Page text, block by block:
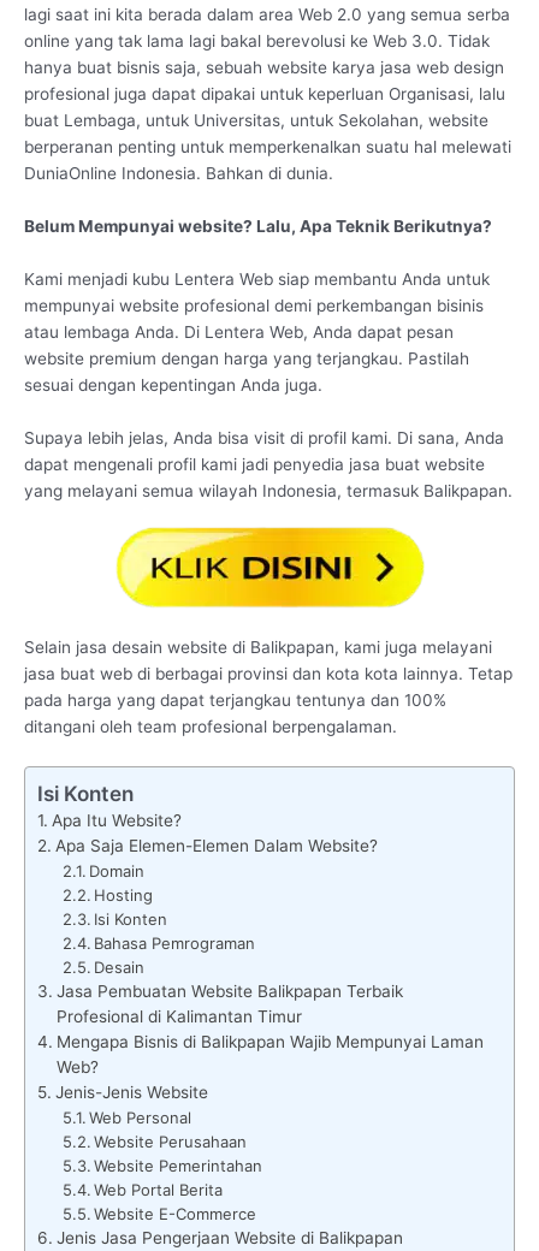
lagi saat ini kita berada dalam area Web 2.0 yang semua serba
online yang tak lama lagi bakal berevolusi ke Web 3.0. Tidak
hanya buat bisnis saja, sebuah website karya jasa web design
profesional juga dapat dipakai untuk keperluan Organisasi, lalu
buat Lembaga, untuk Universitas, untuk Sekolahan, website
berperanan penting untuk memperkenalkan suatu hal melewati
DuniaOnline Indonesia. Bahkan di dunia.
Belum Mempunyai website? Lalu, Apa Teknik Berikutnya?
Kami menjadi kubu Lentera Web siap membantu Anda untuk
mempunyai website profesional demi perkembangan bisinis
atau lembaga Anda. Di Lentera Web, Anda dapat pesan
website premium dengan harga yang terjangkau. Pastilah
sesuai dengan kepentingan Anda juga.
Supaya lebih jelas, Anda bisa visit di profil kami. Di sana, Anda
dapat mengenali profil kami jadi penyedia jasa buat website
yang melayani semua wilayah Indonesia, termasuk Balikpapan.
Selain jasa desain website di Balikpapan, kami juga melayani
jasa buat web di berbagai provinsi dan kota kota lainnya. Tetap
pada harga yang dapat terjangkau tentunya dan 100%
ditangani oleh team profesional berpengalaman.
Isi Konten
Apa Itu Website?
Apa Saja Elemen-Elemen Dalam Website?
Domain
Hosting
Isi Konten
Bahasa Pemrograman
Desain
Jasa Pembuatan Website Balikpapan Terbaik
Profesional di Kalimantan Timur
Mengapa Bisnis di Balikpapan Wajib Mempunyai Laman
Web?
Jenis-Jenis Website
Web Personal
Website Perusahaan
Website Pemerintahan
Web Portal Berita
Website E-Commerce
Jenis Jasa Pengerjaan Website di Balikpapan